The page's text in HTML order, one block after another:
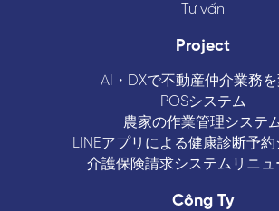
Tư vấn
Project
AI・DXで不動産仲介業務
POSシステム
農家の作業管理システ
LINEアプリによる健康診断予
介護保険請求システムリニュ
Công Ty